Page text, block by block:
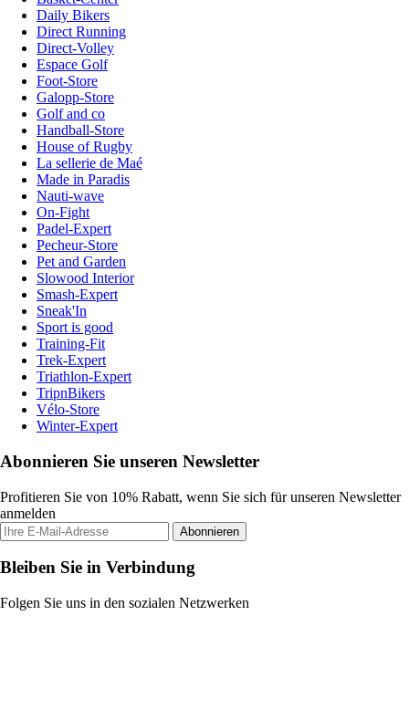
Daily Bikers
Direct Running
Direct-Volley
Espace Golf
Foot-Store
Galopp-Store
Golf and co
Handball-Store
House of Rugby
La sellerie de Maé
Made in Paradis
Nauti-wave
On-Fight
Padel-Expert
Pecheur-Store
Pet and Garden
Slowood Interior
Smash-Expert
Sneak'In
Sport is good
Training-Fit
Trek-Expert
Triathlon-Expert
TripnBikers
Vélo-Store
Winter-Expert
Abonnieren Sie unseren Newsletter
Profitieren Sie von 10% Rabatt, wenn Sie sich für unseren Newsletter
anmelden
Abonnieren
Bleiben Sie in Verbindung
Folgen Sie uns in den sozialen Netzwerken